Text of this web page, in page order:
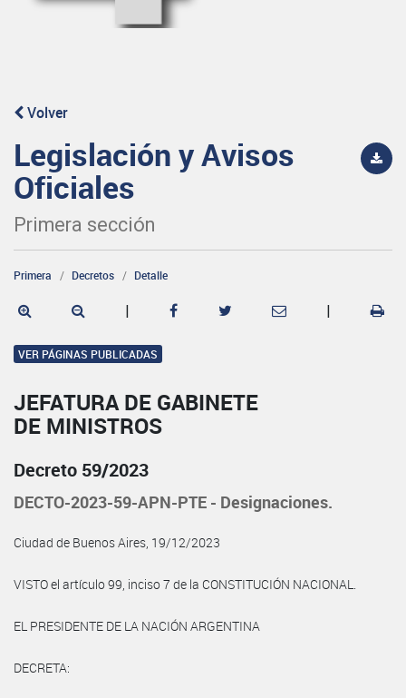
Volver
Legislación y Avisos
Oficiales
Primera sección
Primera Decretos Detalle
| |
VER PÁGINAS PUBLICADAS
JEFATURA DE GABINETE
DE MINISTROS
Decreto 59/2023
DECTO-2023-59-APN-PTE - Designaciones.
Ciudad de Buenos Aires, 19/12/2023
VISTO el artículo 99, inciso 7 de la CONSTITUCIÓN NACIONAL.
EL PRESIDENTE DE LA NACIÓN ARGENTINA
DECRETA: